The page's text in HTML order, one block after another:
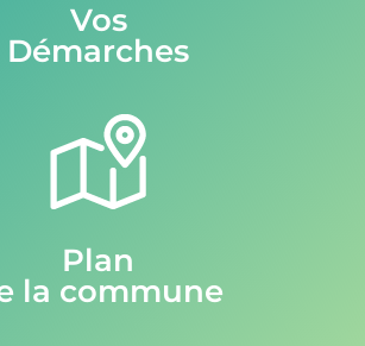
Vos
Démarches
Plan
la commune